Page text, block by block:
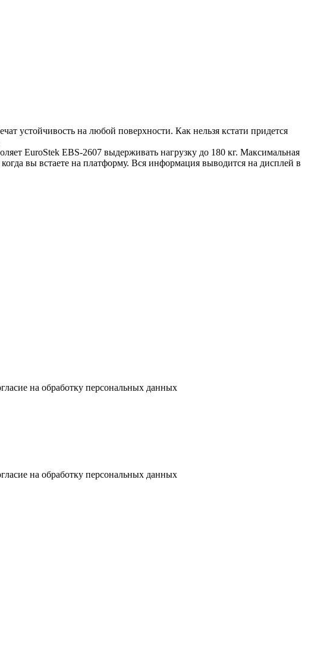
устойчивость на любой поверхности. Как нельзя кстати придется
EuroStek ЕВS-2607 выдерживать нагрузку до 180 кг. Максимальная
вы встаете на платформу. Вся информация выводится на дисплей в
на обработку персональных данных
на обработку персональных данных